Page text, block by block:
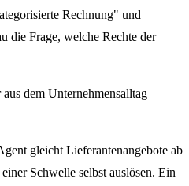
Rechnung" und
die Frage, welche Rechte der
dem Unternehmensalltag
gleicht Lieferantenangebote ab
Schwelle selbst auslösen. Ein